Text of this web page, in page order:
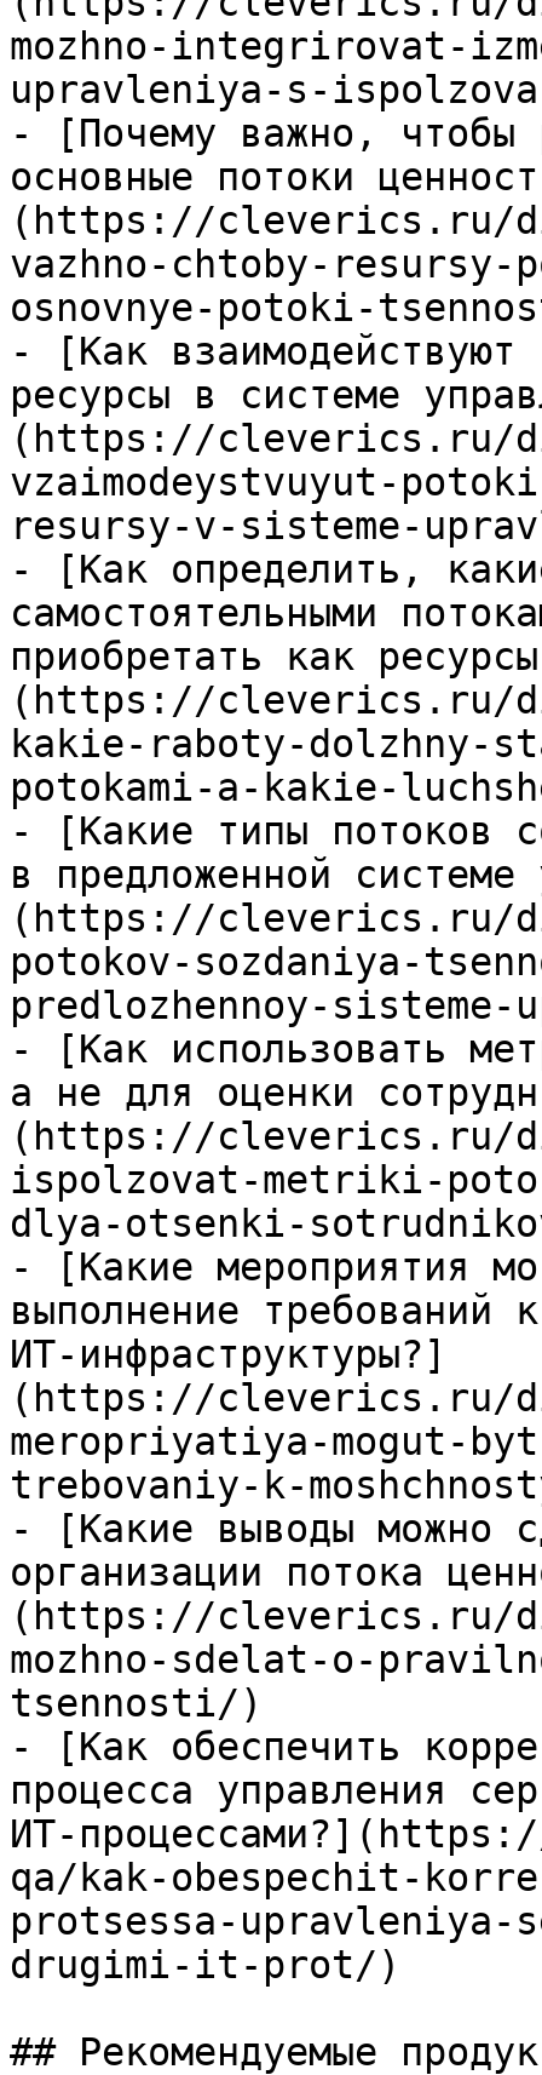
mozhno-integrirovat-
upravleniya-s-
- [Почему важно, чтобы
основные потоки
(https://cleverics.ru/
vazhno-chtoby-resursy-
osnovnye-potoki-
- [Как взаимодействуют
ресурсы в системе
(https://cleverics.ru/
vzaimodeystvuyut-
resursy-v-sisteme-
- [Как определить,
самостоятельными
приобретать как
(https://cleverics.ru/
kakie-raboty-dolzhny-
potokami-a-kakie-
- [Какие типы потоков
в предложенной системе
(https://cleverics.ru/
potokov-sozdaniya-
predlozhennoy-
- [Как использовать
а не для оценки
(https://cleverics.ru/
ispolzovat-metriki-
dlya-otsenki-
- [Какие мероприятия
выполнение требований
ИТ-инфраструктуры?]
(https://cleverics.ru/
meropriyatiya-mogut-
trebovaniy-k-
- [Какие выводы можно
организации потока
(https://cleverics.ru/
mozhno-sdelat-o-
tsennosti/)
- [Как обеспечить
процесса управления
ИТ-
qa/kak-obespechit-
protsessa-
drugimi-it-prot/)
## Рекомендуемые